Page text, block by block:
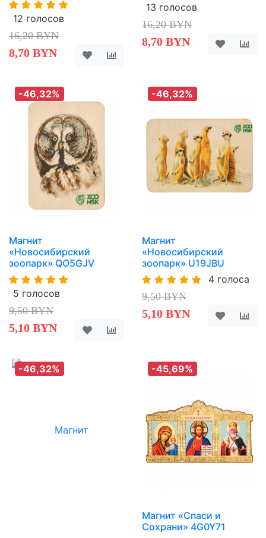
12 голосов
16,20 BYN
8,70 BYN
13 голосов
16,20 BYN
8,70 BYN
-46,32%
Магнит
«Новосибирский
зоопарк» QO5GJV
5 голосов
9,50 BYN
5,10 BYN
-46,32%
Магнит
«Новосибирский
зоопарк» U19JBU
4 голоса
9,50 BYN
5,10 BYN
-46,32% -45,69%
Магнит «Спаси и
Сохрани» 4G0Y71